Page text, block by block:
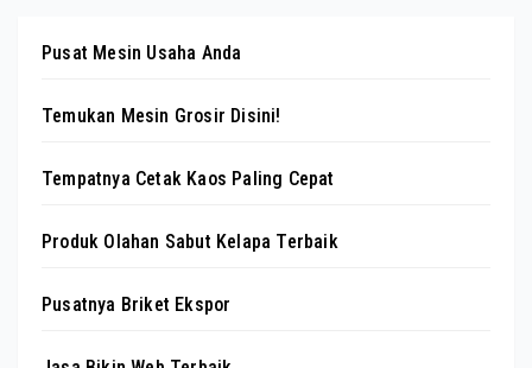
Pusat Mesin Usaha Anda
Temukan Mesin Grosir Disini!
Tempatnya Cetak Kaos Paling Cepat
Produk Olahan Sabut Kelapa Terbaik
Pusatnya Briket Ekspor